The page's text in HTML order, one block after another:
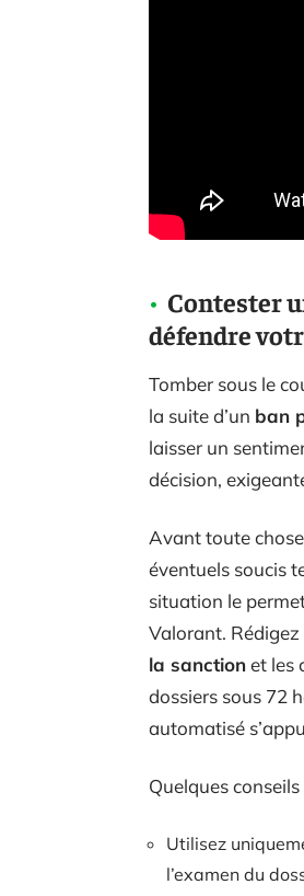
Contester
défendre
Tomber sous le
la suite d’un ban
laisser un
décision,
Avant toute
éventuels soucis
situation le
Valorant.
la sanctionet les
dossiers sous 72
automatisé
Quelques
Utilisez
l’examen du